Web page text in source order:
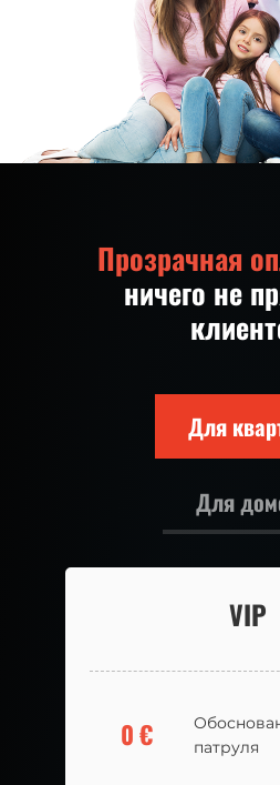
Прозрачная
ничего не
Для
Для
VIP
0€
патруля
VIP
0€
патруля